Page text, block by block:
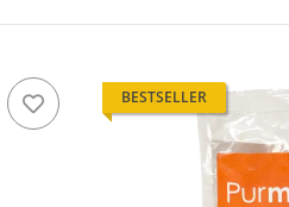
BESTSELLER